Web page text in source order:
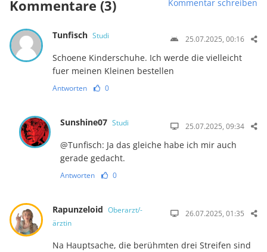
Kommentare (3) Kommentar schreiben
Tunfisch Studi 25.07.2025, 00:16
Schoene Kinderschuhe. Ich werde die vielleicht
fuer meinen Kleinen bestellen
Antworten 0
Sunshine07 Studi 25.07.2025, 09:34
@Tunfisch: Ja das gleiche habe ich mir auch
gerade gedacht.
Antworten 0
Rapunzeloid Oberarzt/-
ärztin
26.07.2025, 01:35
Na Hauptsache, die berühmten drei Streifen sind